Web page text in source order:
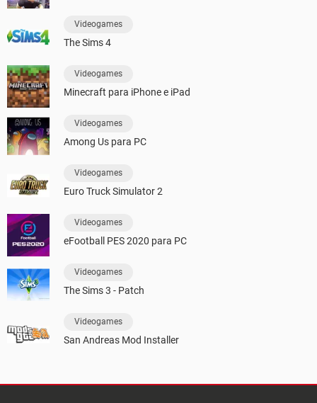
Videogames
The Sims 4
Videogames
Minecraft para iPhone e iPad
Videogames
Among Us para PC
Videogames
Euro Truck Simulator 2
Videogames
eFootball PES 2020 para PC
Videogames
The Sims 3 - Patch
Videogames
San Andreas Mod Installer